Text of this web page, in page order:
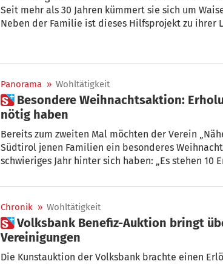
Seit mehr als 30 Jahren kümmert sie sich um
Neben der Familie ist dieses Hilfsprojekt zu ihrer
Panorama » Wohltätigkeit
 Besondere Weihnachtsaktion: Erholung für Familien, die es
nötig haben
Bereits zum zweiten Mal möchten der Verein
Südtirol jenen Familien ein besonderes
schwieriges Jahr hinter sich haben: „Es stehen 10
Krankenhausaufenthalten ihrer Kinder zumindest
es dazu in einer Aussendung.
Chronik » Wohltätigkeit
 Volksbank Benefiz-Auktion bringt über 172.000 Euro für soziale
Vereinigungen
Die Kunstauktion der Volksbank brachte einen